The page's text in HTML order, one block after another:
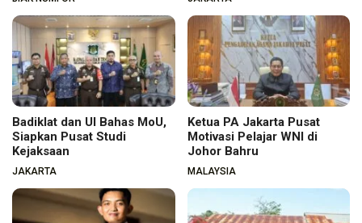
Badiklat dan UI Bahas MoU,
Siapkan Pusat Studi
Kejaksaan
JAKARTA
Ketua PA Jakarta Pusat
Motivasi Pelajar WNI di
Johor Bahru
MALAYSIA